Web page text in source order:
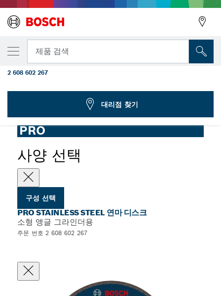
제품 검색
소형 앵글 그라인더용 PRO Stainless Steel 연마 디스크, 내경
PRO
사양 선택
구성 선택
PRO STAINLESS STEEL 연마 디스크
소형 앵글 그라인더용
주문 번호 2 608 602 267
선택한 변형
PRO Stainless Steel 연마 디스크, 100 x 6 x
16 mm
2 608 602 267
대리점 찾기